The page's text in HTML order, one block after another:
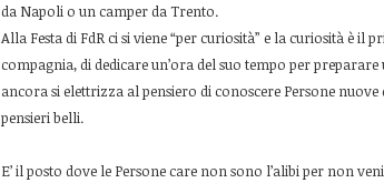
da Napoli o un camper da Trento.
Alla Festa di FdR ci si viene “per curiosità” e la curiosità è
compagnia, di dedicare un’ora del suo tempo per
ancora si elettrizza al pensiero di conoscere Persone
pensieri belli.
E’ il posto dove le Persone care non sono l’alibi per non